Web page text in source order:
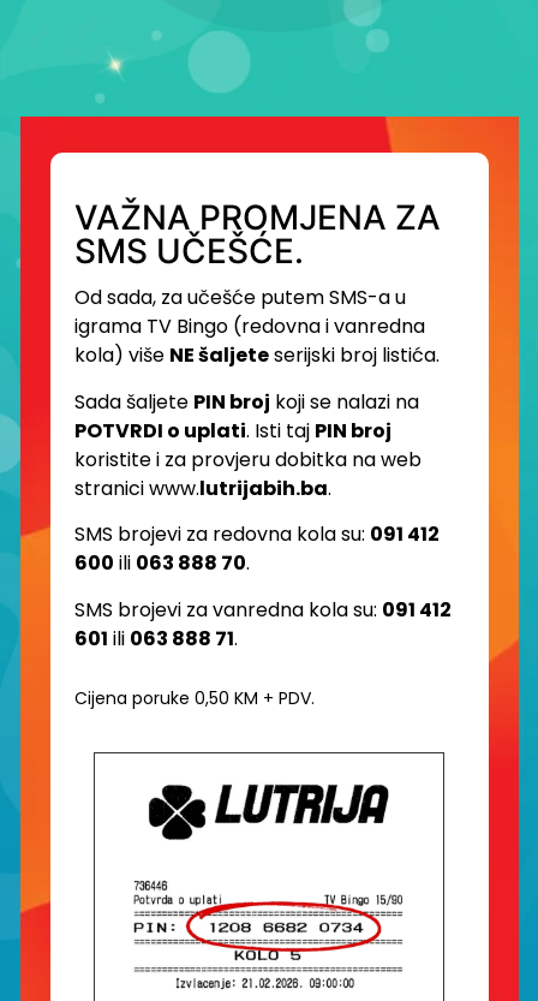
VAŽNA PROMJENA ZA
SMS UČEŠĆE.
Od sada, za učešće putem SMS-a u
igrama TV Bingo (redovna i vanredna
kola) više NE šaljeteserijski broj listića.
Sada šaljete PIN broj koji se nalazi na
POTVRDI o uplati. Isti taj PIN broj
koristite i za provjeru dobitka na web
stranici www.lutrijabih.ba.
SMS brojevi za redovna kola su: 091 412
600 ili 063 888 70.
SMS brojevi za vanredna kola su: 091 412
601 ili 063 888 71.
Cijena poruke 0,50 KM + PDV.